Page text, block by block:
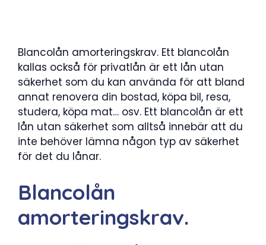
Blancolån amorteringskrav. Ett blancolån
kallas också för privatlån är ett lån utan
säkerhet som du kan använda för att bland
annat renovera din bostad, köpa bil, resa,
studera, köpa mat… osv. Ett blancolån är ett
lån utan säkerhet som alltså innebär att du
inte behöver lämna någon typ av säkerhet
för det du lånar.
Blancolån
amorteringskrav.